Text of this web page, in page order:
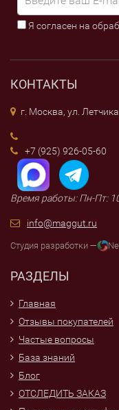
Я согласен на
КОНТАКТЫ
г. Москва, ул.
+7 (925) 926-05-60
Время работы: Пн-Пт:
info@maggut.ru
Студия разработки —
РАЗДЕЛЫ
Главная
Отзывы покупателей
Частые вопросы
База знаний
Блог
ОТСЛЕДИТЬ ЗАКАЗ